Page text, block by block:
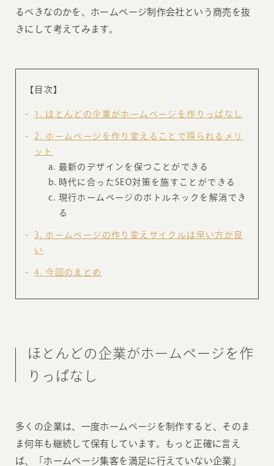
るべきなのかを、ホームページ制作会社という商売を抜
きにして考えてみます。
【目次】
1 ほとんどの企業がホームページを作りっぱなし
2
ホームページを作り変えることで得られるメリ
ット
最新のデザインを保つことができる
時代に合ったSEO対策を施すことができる
現行ホームページのボトルネックを解消でき
る
3
ホームページの作り変えサイクルは早い方が良
い
4 今回のまとめ
ほとんどの企業がホームページを作
りっぱなし
多くの企業は、一度ホームページを制作すると、そのま
ま何年も継続して保有しています。もっと正確に言え
ば、「ホームページ集客を満足に行えていない企業」